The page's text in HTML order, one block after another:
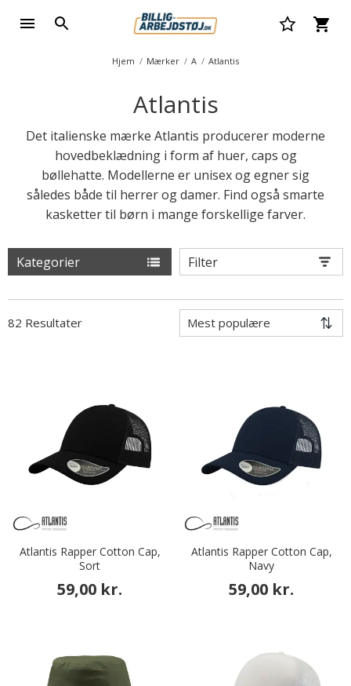
Hjem Mærker A Atlantis
Atlantis
Det italienske mærke Atlantis producerer moderne
hovedbeklædning i form af huer, caps og
bøllehatte. Modellerne er unisex og egner sig
således både til herrer og damer. Find også smarte
kasketter til børn i mange forskellige farver.
Kategorier Filter
82 Resultater
Atlantis Rapper Cotton Cap,
Sort
59,00 kr.
Atlantis Rapper Cotton Cap,
Navy
59,00 kr.